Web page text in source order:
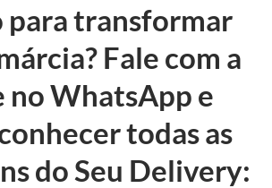
para transformar
Fale com a
no WhatsApp e
todas as
do Seu Delivery: